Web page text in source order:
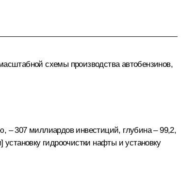
схемы производства автобензинов,
– 307 миллиардов инвестиций, глубина – 99,2,
гидроочистки нафты и установку